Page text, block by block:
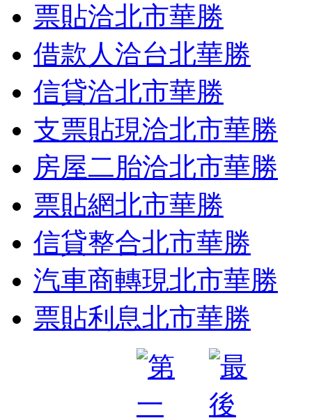
票貼洽北市華勝
借款人洽台北華勝
信貸洽北市華勝
支票貼現洽北市華勝
房屋二胎洽北市華勝
票貼網北市華勝
信貸整合北市華勝
汽車商轉現北市華勝
票貼利息北市華勝